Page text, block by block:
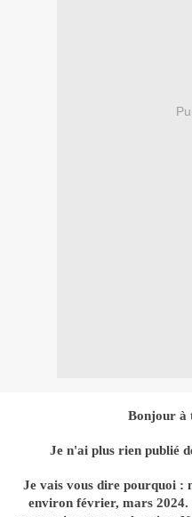
Bonjour à
Je n'ai plus rien publié
Je vais vous dire pourquoi :
environ février, mars